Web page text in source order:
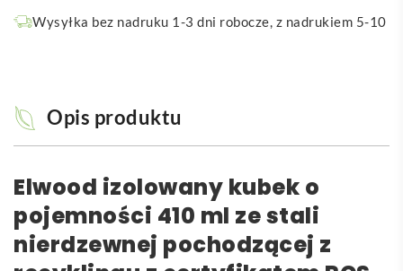
Wysyłka bez nadruku 1-3 dni robocze, z nadrukiem 5-10
Opis produktu
Elwood izolowany kubek o
pojemności 410 ml ze stali
nierdzewnej pochodzącej z